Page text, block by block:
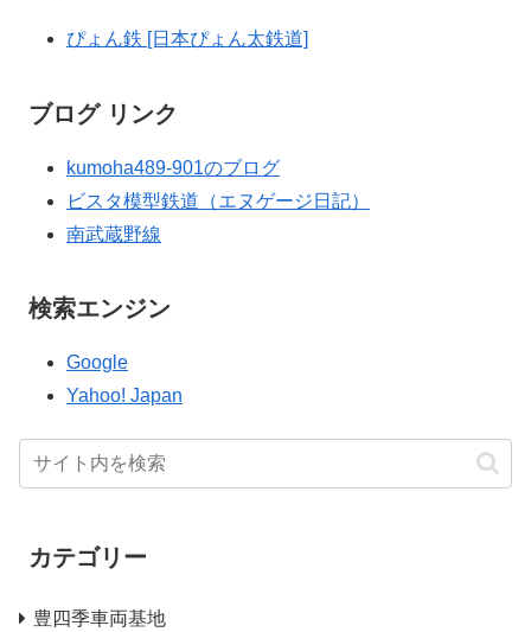
ぴょん鉄 [日本ぴょん太鉄道]
ブログ リンク
kumoha489-901のブログ
ビスタ模型鉄道（エヌゲージ日記）
南武蔵野線
検索エンジン
Google
Yahoo! Japan
カテゴリー
豊四季車両基地